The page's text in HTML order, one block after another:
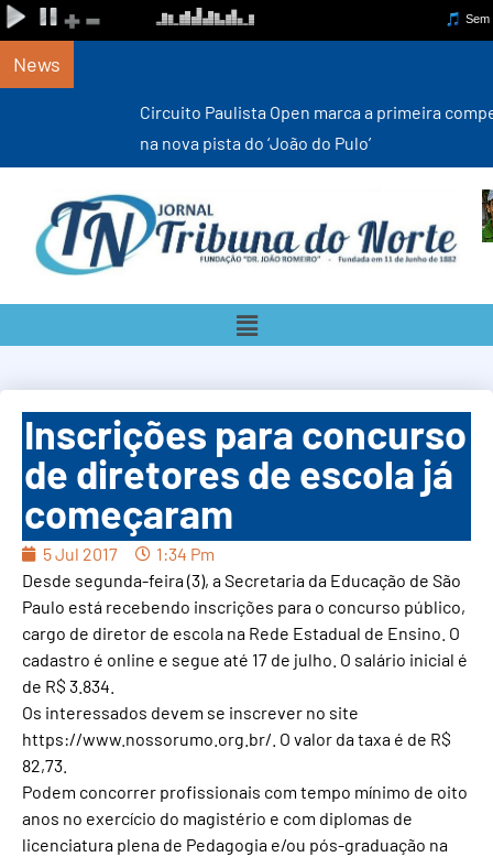
News
Circuito Paulista Open marca a primeira competição estadual
na nova pista do ‘João do Pulo’
Inscrições para concurso
de diretores de escola já
começaram
5 Jul 2017
1:34 Pm
Desde segunda-feira (3), a Secretaria da Educação de São
Paulo está recebendo inscrições para o concurso público,
cargo de diretor de escola na Rede Estadual de Ensino. O
cadastro é online e segue até 17 de julho. O salário inicial é
de R$ 3.834.
Os interessados devem se inscrever no site
https://www.nossorumo.org.br/. O valor da taxa é de R$
82,73.
Podem concorrer profissionais com tempo mínimo de oito
anos no exercício do magistério e com diplomas de
licenciatura plena de Pedagogia e/ou pós-graduação na